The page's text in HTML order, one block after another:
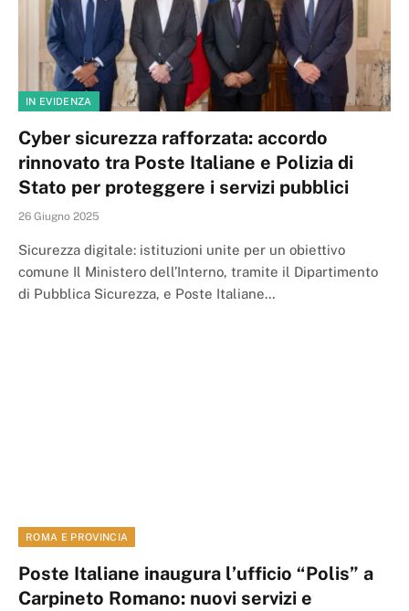
IN EVIDENZA
Cyber sicurezza rafforzata: accordo
rinnovato tra Poste Italiane e Polizia di
Stato per proteggere i servizi pubblici
26 Giugno 2025
Sicurezza digitale: istituzioni unite per un obiettivo
comune Il Ministero dell’Interno, tramite il Dipartimento
di Pubblica Sicurezza, e Poste Italiane…
ROMA E PROVINCIA
Poste Italiane inaugura l’ufficio “Polis” a
Carpineto Romano: nuovi servizi e